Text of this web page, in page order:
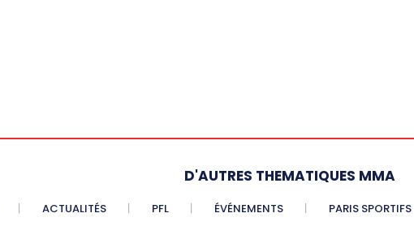
D'AUTRES THEMATIQUES MMA
ACTUALITÉS PFL ÉVÉNEMENTS PARIS SPORTIFS